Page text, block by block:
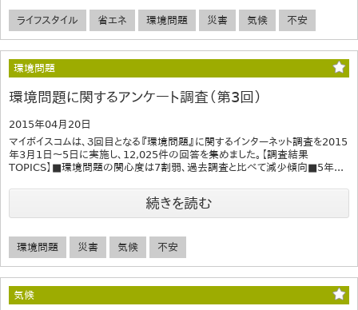
ライフスタイル 省エネ 環境問題 災害 気候 不安
環境問題
環境問題に関するアンケート調査（第3回）
2015年04月20日
マイボイスコムは、３回目となる『環境問題』に関するインターネット調査を2015
年3月1日～5日に実施し、12,025件の回答を集めました。【調査結果
TOPICS】■環境問題の関心度は7割弱、過去調査と比べて減少傾向■5年...
続きを読む
環境問題 災害 気候 不安
気候